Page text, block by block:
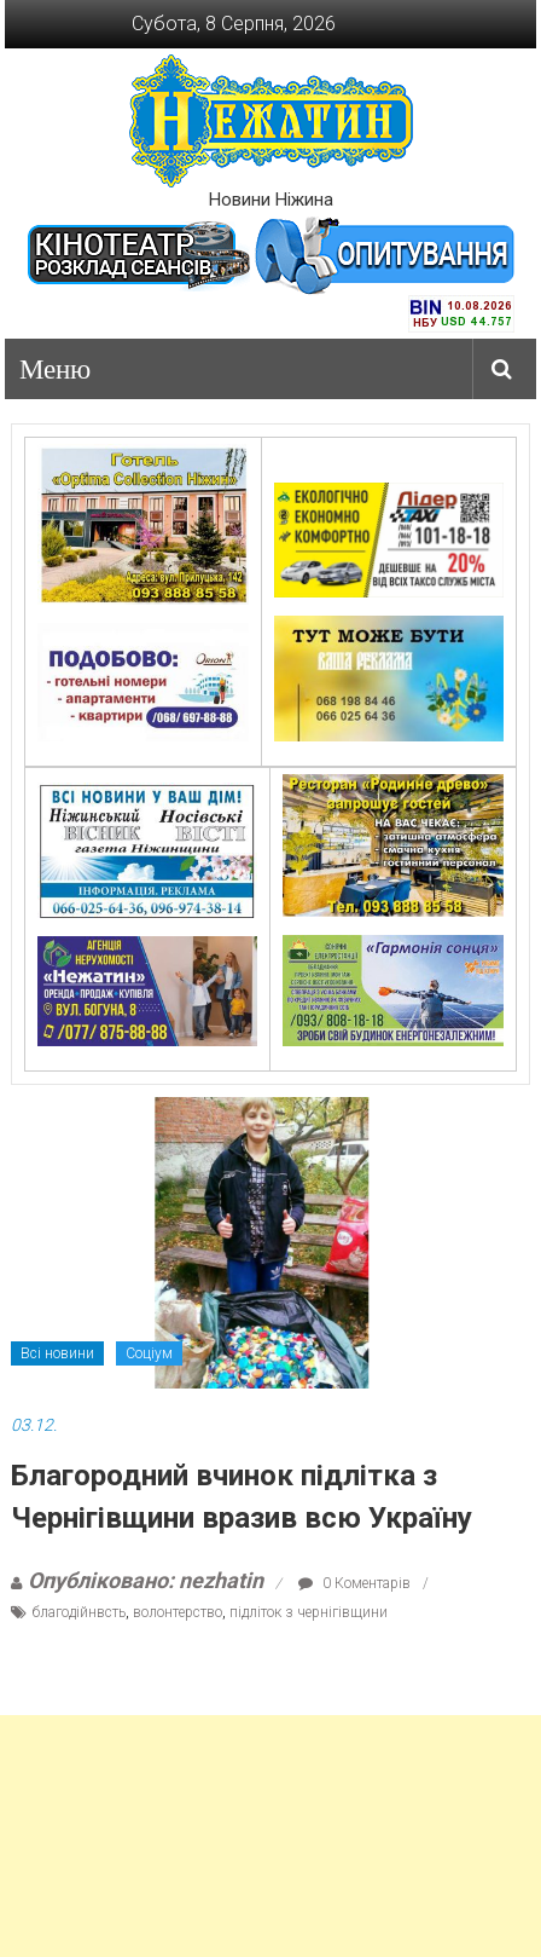
Субота, 8 Серпня, 2026
Новини Ніжина
Всі новини Соціум
03.12.
Благородний вчинок підлітка з
Чернігівщини вразив всю Україну
Опубліковано: nezhatin
0 Коментарів
благодійнвсть, волонтерство, підліток з чернігівщини